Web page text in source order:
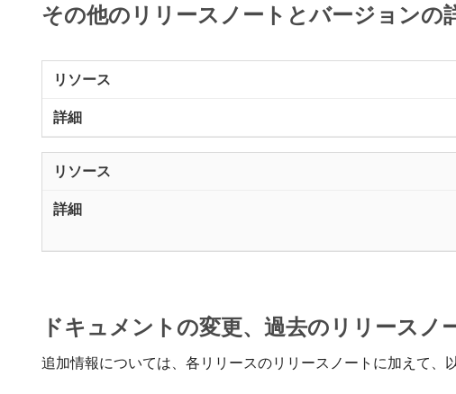
その他のリリースノートとバージョンの
ドキュメントの変更、過去のリリースノ
追加情報については、各リリースのリリースノートに加えて、